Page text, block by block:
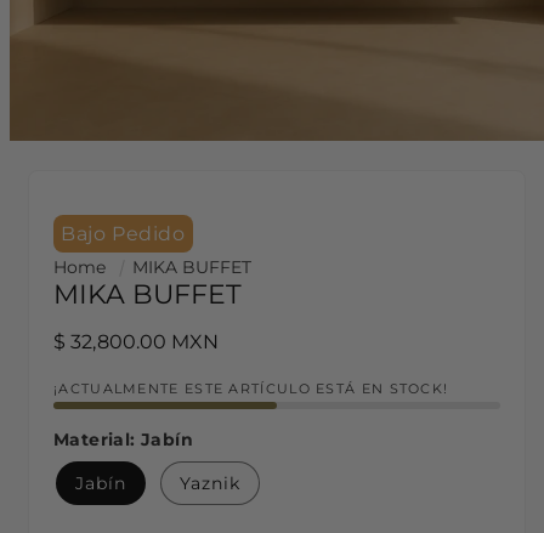
Bajo Pedido
Home MIKA BUFFET
MIKA BUFFET
Regular price
$ 32,800.00 MXN
¡ACTUALMENTE ESTE ARTÍCULO ESTÁ EN STOCK!
Material: Jabín
Jabín
Yaznik